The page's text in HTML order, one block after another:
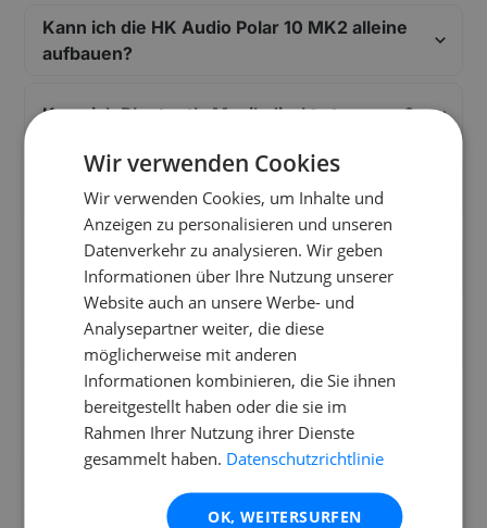
Kann ich die HK Audio Polar 10 MK2 alleine
aufbauen?
Kann ich Bluetooth-Musik direkt streamen?
Welche Anschlüsse bietet die HK Audio
Polar 10 MK2 für DJ-Pult und Mikrofon?
Brauche ich einen extra Subwoofer für
mehr Bass?
Funktioniert die HK Audio Polar 10 MK2 auf
einer Outdoor-Hochzeit?
Standorte
Verfügbar an folgendenStandorten
Wir verwenden Cookies
Wir verwenden Cookies, um Inhalte und
Anzeigen zu personalisieren und unseren
Datenverkehr zu analysieren. Wir geben
Informationen über Ihre Nutzung unserer
Website auch an unsere Werbe- und
Analysepartner weiter, die diese
möglicherweise mit anderen
Informationen kombinieren, die Sie ihnen
bereitgestellt haben oder die sie im
Rahmen Ihrer Nutzung ihrer Dienste
gesammelt haben. Datenschutzrichtlinie
OK, WEITERSURFEN